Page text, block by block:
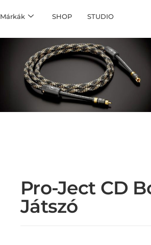
Márkák SHOP STUDIO
Pro-Ject CD
Játszó